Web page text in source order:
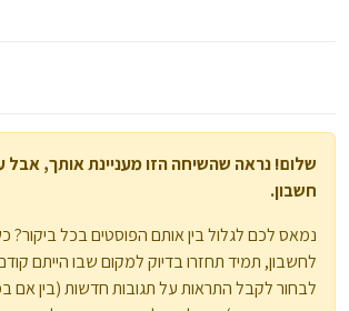
שלום! נראה שהשיחה הזו מעניינת אותך, אבל
חשבון.
נמאס לכם לגלול בין אותם הפוסטים בכל ביקור?
לחשבון, תמיד תחזרו בדיוק למקום שבו הייתם
לבחור לקבל התראות על תגובות חדשות (בין אם